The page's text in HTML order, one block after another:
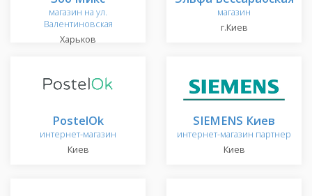
магазин на ул.
Валентиновская
Харьков
магазин
г.Киев
PostelOk
интернет-магазин
Киев
SIEMENS Киев
интернет-магазин партнер
Киев